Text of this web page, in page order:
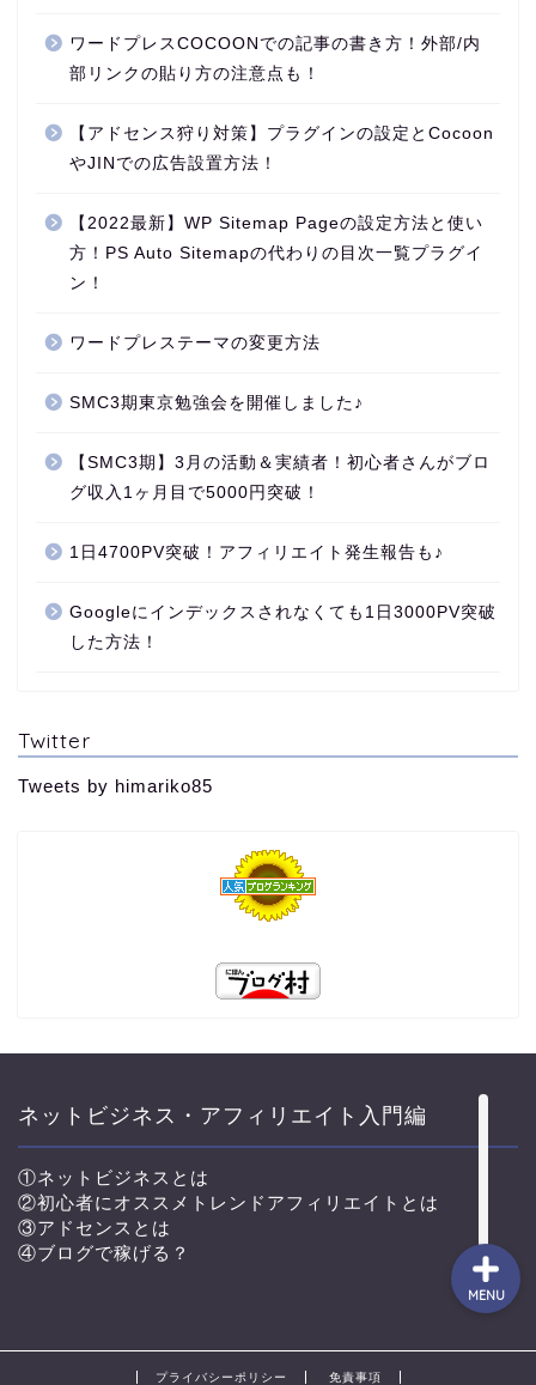
ワードプレスCOCOONでの記事の書き方！外部/内
部リンクの貼り方の注意点も！
【アドセンス狩り対策】プラグインの設定とCocoon
やJINでの広告設置方法！
【2022最新】WP Sitemap Pageの設定方法と使い
方！PS Auto Sitemapの代わりの目次一覧プラグイ
ン！
ワードプレステーマの変更方法
SMC3期東京勉強会を開催しました♪
【SMC3期】3月の活動＆実績者！初心者さんがブロ
グ収入1ヶ月目で5000円突破！
1日4700PV突破！アフィリエイト発生報告も♪
Googleにインデックスされなくても1日3000PV突破
した方法！
Twitter
Tweets by himariko85
ネットビジネス・アフィリエイト入門編
①ネットビジネスとは
②初心者にオススメトレンドアフィリエイトとは
③アドセンスとは
④ブログで稼げる？
プライバシーポリシー 免責事項
MENU
プロフィール
コンサルと独自教材につい